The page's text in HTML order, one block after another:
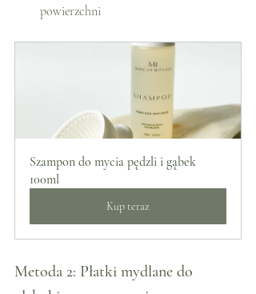
powierzchni
Szampon do mycia pędzli i gąbek
100ml
Kup teraz
Metoda 2: Płatki mydlane do